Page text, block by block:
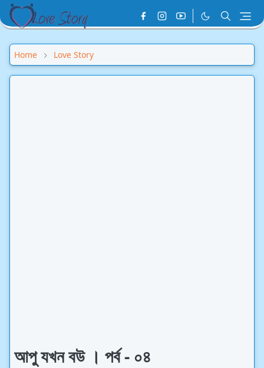
Home Love Story
আপু যখন বউ । পর্ব - ০৪